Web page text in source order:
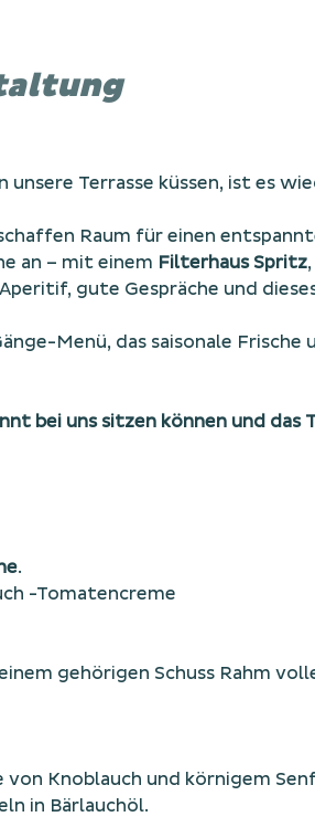
Terrasse küssen, ist es
Raum für einen
an – mit einem Filterhaus Spritz
gute Gespräche und
Menü, das saisonale Frische
bei uns sitzen können und das
.
-Tomatencreme
gehörigen Schuss Rahm
Knoblauch und körnigem
in Bärlauchöl.